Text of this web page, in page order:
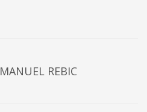
MANUEL REBIC